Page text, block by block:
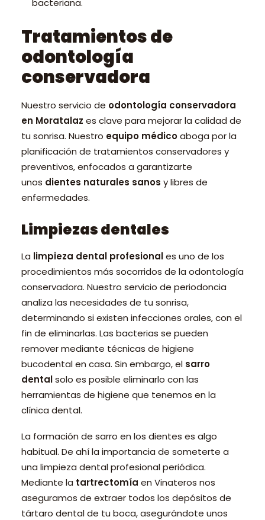
bacteriana.
Tratamientos de
odontología
conservadora
Nuestro servicio de odontología conservadora
en Moratalaz es clave para mejorar la calidad de
tu sonrisa. Nuestro equipo médicoaboga por la
planificación de tratamientos conservadores y
preventivos, enfocados a garantizarte
unos dientes naturales sanos y libres de
enfermedades.
Limpiezas dentales
La limpieza dental profesionales uno de los
procedimientos más socorridos de la odontología
conservadora. Nuestro servicio de periodoncia
analiza las necesidades de tu sonrisa,
determinando si existen infecciones orales, con el
fin de eliminarlas. Las bacterias se pueden
remover mediante técnicas de higiene
bucodental en casa. Sin embargo, el sarro
dentalsolo es posible eliminarlo con las
herramientas de higiene que tenemos en la
clínica dental.
La formación de sarro en los dientes es algo
habitual. De ahí la importancia de someterte a
una limpieza dental profesional periódica.
Mediante la tartrectomía en Vinateros nos
aseguramos de extraer todos los depósitos de
tártaro dental de tu boca, asegurándote unos